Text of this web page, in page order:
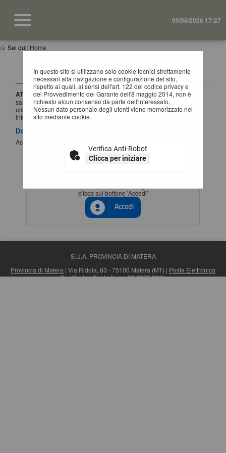
09/08/2026 17:27
Sei qui: Home
In questo sito si utilizzano solo cookie tecnici strettamente
necessari alla navigazione e configurazione del sito,
rispetto ai quali, ai sensi dell'art. 122 del codice privacy e
del Provvedimento del Garante dell'8 maggio 2014, non è
richiesto alcun consenso da parte dell'interessato.
Nessun dato personale degli utenti viene memorizzato nel
sito mediante cookie.
Verifica Anti-Robot
Clicca per iniziare
ACCESSO
ATTENZIONE:a partire dal1 Luglio 2026l'accesso alla piattaforma
sarà possibile esclusivamente tramite SSO (Single-Sign ON),
utilizzando un'identità digitale SPID / CIE / EIDAS. Per maggiori
informazioni si rimanda al manuale qui disponibile.
Documenti
Accesso al portale Single Sign-ON
ACCESSO CON IDENTITÀ DIGITALE
clicca sul bottone 'Accedi'
Accedi
S.U.A. PROVINCIA DI MATERA
Provincia di Matera | Via Ridola, 60 - 75100 Matera (MT) | Posta Elettronica
Certificata| Centralino: +39 0835 3061